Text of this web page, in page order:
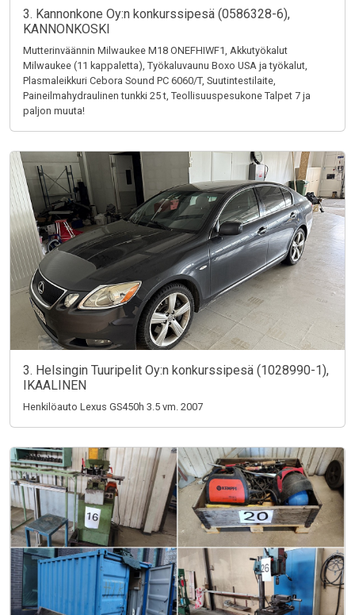
3. Kannonkone Oy:n konkurssipesä (0586328-6),
KANNONKOSKI
Mutterinväännin Milwaukee M18 ONEFHIWF1, Akkutyökalut
Milwaukee (11 kappaletta), Työkaluvaunu Boxo USA ja työkalut,
Plasmaleikkuri Cebora Sound PC 6060/T, Suutintestilaite,
Paineilmahydraulinen tunkki 25 t, Teollisuuspesukone Talpet 7 ja
paljon muuta!
3. Helsingin Tuuripelit Oy:n konkurssipesä (1028990-1),
IKAALINEN
Henkilöauto Lexus GS450h 3.5 vm. 2007